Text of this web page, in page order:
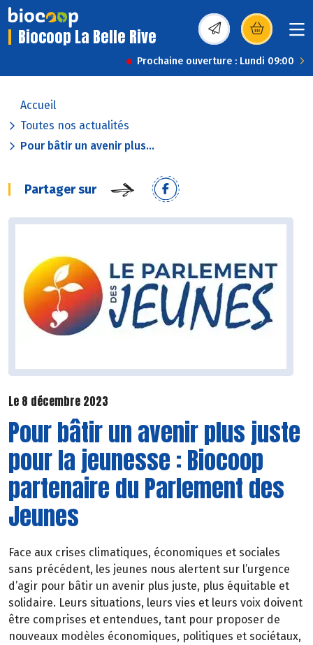
Biocoop La Belle Rive (s’ouvre dans une
Prochaine ouverture : Lundi 09:00
Accueil
Toutes nos actualités
Pour bâtir un avenir plus...
Partager sur
Le 8 décembre 2023
Pour bâtir un avenir plus juste
pour la jeunesse : Biocoop
partenaire du Parlement des
Jeunes
Face aux crises climatiques, économiques et sociales
sans précédent, les jeunes nous alertent sur l’urgence
d’agir pour bâtir un avenir plus juste, plus équitable et
solidaire. Leurs situations, leurs vies et leurs voix doivent
être comprises et entendues, tant pour proposer de
nouveaux modèles économiques, politiques et sociétaux,